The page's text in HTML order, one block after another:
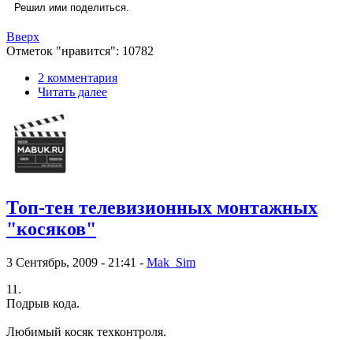
Решил ими поделиться.
Вверх
Отметок "нравится": 10782
2 комментария
Читать далее
Топ-тен телевизионных монтажных
"косяков"
3 Сентябрь, 2009 - 21:41 - Mak_Sim
11.
Подрыв кода.
Любимый косяк техконтроля.